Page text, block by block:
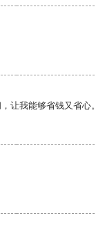
让我能够省钱又省心。